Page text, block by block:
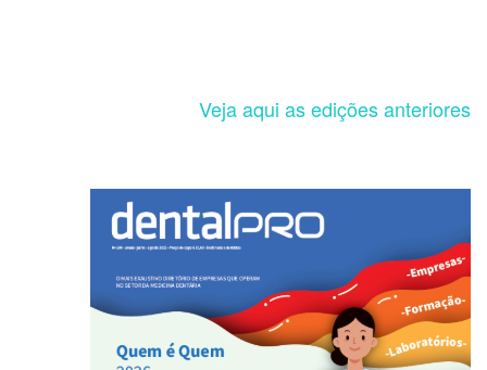
Veja aqui as edições anteriores